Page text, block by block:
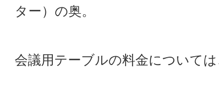
ター）の奥。
会議用テーブルの料金について